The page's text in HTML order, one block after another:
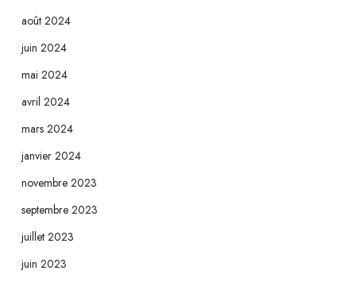
août 2024
juin 2024
mai 2024
avril 2024
mars 2024
janvier 2024
novembre 2023
septembre 2023
juillet 2023
juin 2023